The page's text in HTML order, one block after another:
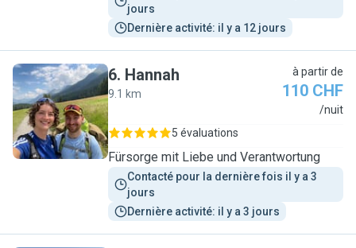
jours
Dernière activité: il y a 12 jours
H
6. Hannah
9.1 km
à partir de
110 CHF
/nuit
5 évaluations
Fürsorge mit Liebe und Verantwortung
Contacté pour la dernière fois il y a 3
jours
Dernière activité: il y a 3 jours